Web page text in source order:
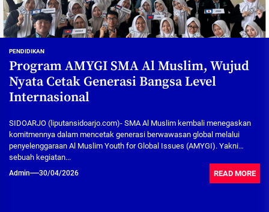
PENDIDIKAN
Program AMYGI SMA Al Muslim, Wujud
Nyata Cetak Generasi Bangsa Level
Internasional
SIDOARJO (liputansidoarjo.com)- SMA Al Muslim kembali menegaskan
komitmennya dalam mencetak generasi berwawasan global melalui
penyelenggaraan Al Muslim Youth for Global Issues (AMYGI). Yakni
sebuah kegiatan...
Admin 30/04/2026 READ MORE